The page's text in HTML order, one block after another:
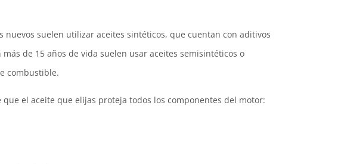
suelen utilizar aceites sintéticos, que cuentan con aditivos
de 15 años de vida suelen usar aceites semisintéticos o
combustible.
el aceite que elijas proteja todos los componentes del motor: